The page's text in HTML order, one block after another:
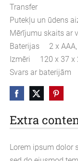
Extra
Lorem ipsum dolor
Transfer
Putekļu un ūdens
Mērījumu skaits ar
Baterijas 2 x AAA,
Izmēri 120 x 37 x
Svars ar